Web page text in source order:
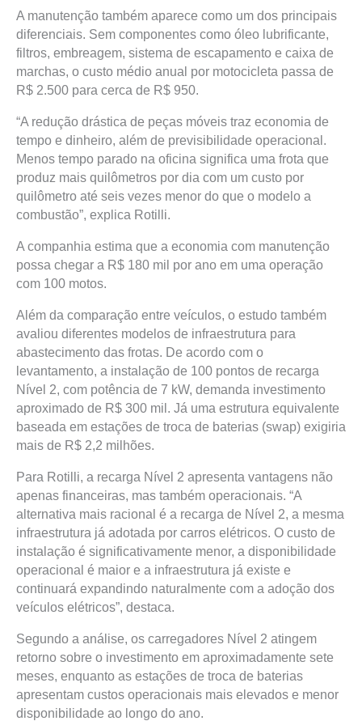
A manutenção também aparece como um dos principais
diferenciais. Sem componentes como óleo lubrificante,
filtros, embreagem, sistema de escapamento e caixa de
marchas, o custo médio anual por motocicleta passa de
R$ 2.500 para cerca de R$ 950.
“A redução drástica de peças móveis traz economia de
tempo e dinheiro, além de previsibilidade operacional.
Menos tempo parado na oficina significa uma frota que
produz mais quilômetros por dia com um custo por
quilômetro até seis vezes menor do que o modelo a
combustão”, explica Rotilli.
A companhia estima que a economia com manutenção
possa chegar a R$ 180 mil por ano em uma operação
com 100 motos.
Além da comparação entre veículos, o estudo também
avaliou diferentes modelos de infraestrutura para
abastecimento das frotas. De acordo com o
levantamento, a instalação de 100 pontos de recarga
Nível 2, com potência de 7 kW, demanda investimento
aproximado de R$ 300 mil. Já uma estrutura equivalente
baseada em estações de troca de baterias (swap) exigiria
mais de R$ 2,2 milhões.
Para Rotilli, a recarga Nível 2 apresenta vantagens não
apenas financeiras, mas também operacionais. “A
alternativa mais racional é a recarga de Nível 2, a mesma
infraestrutura já adotada por carros elétricos. O custo de
instalação é significativamente menor, a disponibilidade
operacional é maior e a infraestrutura já existe e
continuará expandindo naturalmente com a adoção dos
veículos elétricos”, destaca.
Segundo a análise, os carregadores Nível 2 atingem
retorno sobre o investimento em aproximadamente sete
meses, enquanto as estações de troca de baterias
apresentam custos operacionais mais elevados e menor
disponibilidade ao longo do ano.